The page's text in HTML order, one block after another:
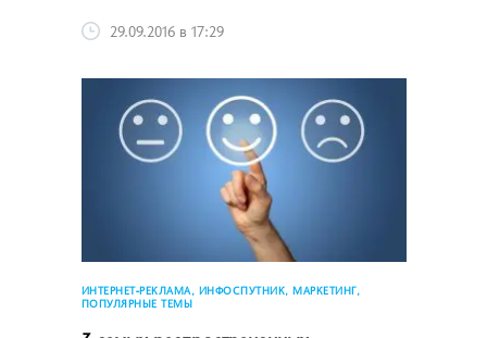
29.09.2016 в 17:29
ИНТЕРНЕТ-РЕКЛАМА, ИНФОСПУТНИК, МАРКЕТИНГ,
ПОПУЛЯРНЫЕ ТЕМЫ